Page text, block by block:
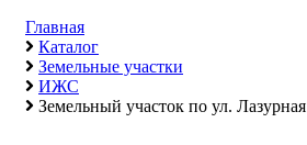
Главная
Каталог
Земельные участки
ИЖС
Земельный участок по ул. Лазурная